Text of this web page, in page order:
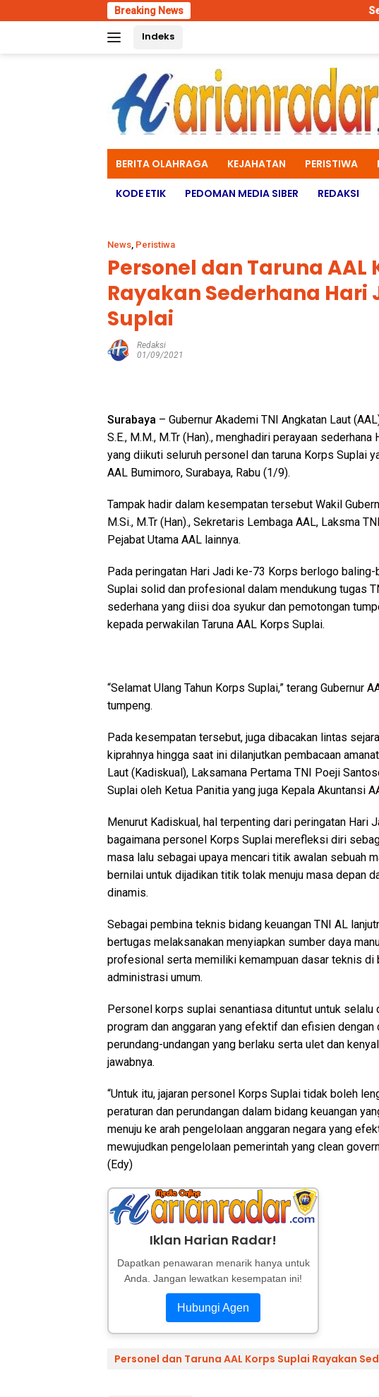
to
Breaking News Selamat
Indeks
BERITA OLAHRAGA KEJAHATAN PERISTIWA
KODE ETIK PEDOMAN MEDIA SIBER REDAKSI
News, Peristiwa
Personel dan Taruna AAL
Rayakan Sederhana Hari
Suplai
Redaksi
01/09/2021
Surabaya – Gubernur Akademi TNI Angkatan Laut
S.E., M.M., M.Tr (Han)., menghadiri perayaan
yang diikuti seluruh personel dan taruna Korps Suplai
AAL Bumimoro, Surabaya, Rabu (1/9).
Tampak hadir dalam kesempatan tersebut Wakil
M.Si., M.Tr (Han)., Sekretaris Lembaga AAL, Laksma
Pejabat Utama AAL lainnya.
Pada peringatan Hari Jadi ke-73 Korps berlogo
Suplai solid dan profesional dalam mendukung tugas
sederhana yang diisi doa syukur dan pemotongan
kepada perwakilan Taruna AAL Korps Suplai.
“Selamat Ulang Tahun Korps Suplai,” terang Gubernur
tumpeng.
Pada kesempatan tersebut, juga dibacakan lintas
kiprahnya hingga saat ini dilanjutkan pembacaan
Laut (Kadiskual), Laksamana Pertama TNI Poeji
Suplai oleh Ketua Panitia yang juga Kepala Akuntansi
Menurut Kadiskual, hal terpenting dari peringatan Hari
bagaimana personel Korps Suplai merefleksi diri
masa lalu sebagai upaya mencari titik awalan sebuah
bernilai untuk dijadikan titik tolak menuju masa depan
dinamis.
Sebagai pembina teknis bidang keuangan TNI AL
bertugas melaksanakan menyiapkan sumber daya
profesional serta memiliki kemampuan dasar teknis di
administrasi umum.
Personel korps suplai senantiasa dituntut untuk
program dan anggaran yang efektif dan efisien
perundang-undangan yang berlaku serta ulet dan
jawabnya.
“Untuk itu, jajaran personel Korps Suplai tidak boleh
peraturan dan perundangan dalam bidang keuangan
menuju ke arah pengelolaan anggaran negara yang
mewujudkan pengelolaan pemerintah yang clean
(Edy)
Iklan Harian Radar!
Dapatkan penawaran menarik hanya untuk
Anda. Jangan lewatkan kesempatan ini!
Hubungi Agen
Personel dan Taruna AAL Korps Suplai Rayakan